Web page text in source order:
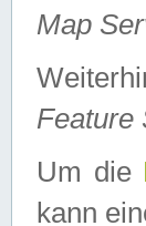
Map
Feature
Um die
kann